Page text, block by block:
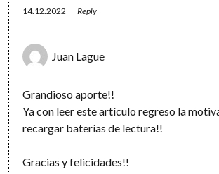
14.12.2022 Reply
Juan Lague
Grandioso aporte!!
Ya con leer este artículo regreso la
recargar baterías de lectura!!
Gracias y felicidades!!